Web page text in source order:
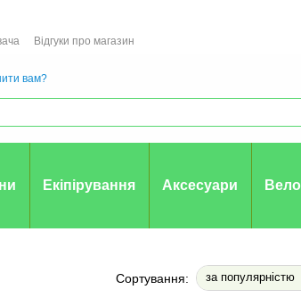
Відгуки про магазин
вам?
Екіпірування Аксесуари Вело
Сортування: за популярністю